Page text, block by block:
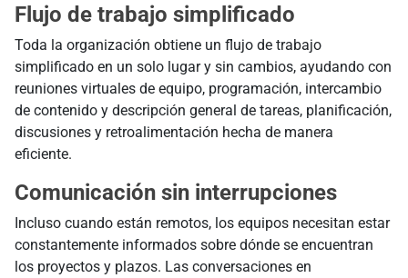
Flujo de trabajo simplificado
Toda la organización obtiene un flujo de trabajo
simplificado en un solo lugar y sin cambios, ayudando con
reuniones virtuales de equipo, programación, intercambio
de contenido y descripción general de tareas, planificación,
discusiones y retroalimentación hecha de manera
eficiente.
Comunicación sin interrupciones
Incluso cuando están remotos, los equipos necesitan estar
constantemente informados sobre dónde se encuentran
los proyectos y plazos. Las conversaciones en